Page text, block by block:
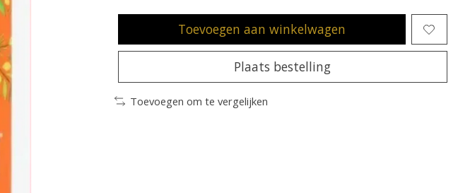
Toevoegen aan winkelwagen
Plaats bestelling
Toevoegen om te vergelijken